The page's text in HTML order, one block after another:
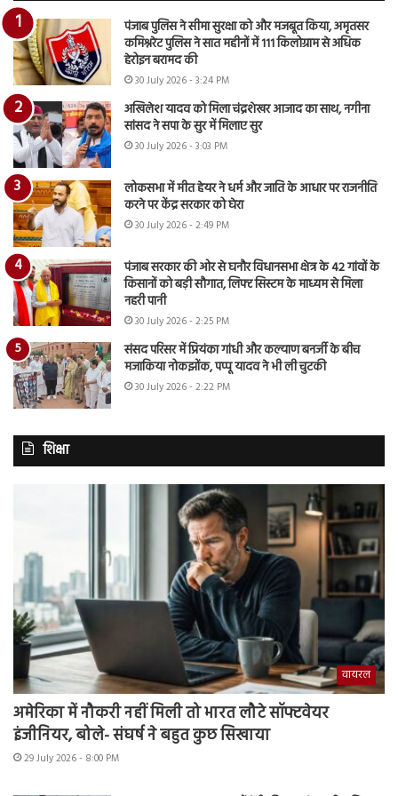
पंजाब पुलिस ने सीमा सुरक्षा को और मजबूत किया, अमृतसर
कमिश्नरेट पुलिस ने सात महीनों में 111 किलोग्राम से अधिक
हेरोइन बरामद की
30 July 2026 - 3:24 PM
अखिलेश यादव को मिला चंद्रशेखर आजाद का साथ, नगीना
सांसद ने सपा के सुर में मिलाए सुर
30 July 2026 - 3:03 PM
लोकसभा में मीत हेयर ने धर्म और जाति के आधार पर राजनीति
करने पर केंद्र सरकार को घेरा
30 July 2026 - 2:49 PM
पंजाब सरकार की ओर से घनौर विधानसभा क्षेत्र के 42 गांवों के
किसानों को बड़ी सौगात, लिफ्ट सिस्टम के माध्यम से मिला
नहरी पानी
30 July 2026 - 2:25 PM
संसद परिसर में प्रियंका गांधी और कल्याण बनर्जी के बीच
मजाकिया नोकझोंक, पप्पू यादव ने भी ली चुटकी
30 July 2026 - 2:22 PM
शिक्षा
वायरल
अमेरिका में नौकरी नहीं मिली तो भारत लौटे सॉफ्टवेयर
इंजीनियर, बोले- संघर्ष ने बहुत कुछ सिखाया
29 July 2026 - 8:00 PM